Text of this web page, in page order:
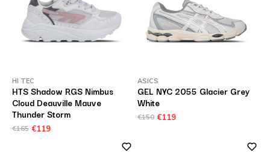
HI TEC
HTS Shadow RGS Nimbus
Cloud Deauville Mauve
Thunder Storm
€165 €119
ASICS
GEL NYC 2055 Glacier Grey
White
€150 €119